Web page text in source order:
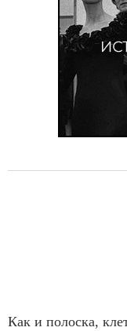
Как и полоска,